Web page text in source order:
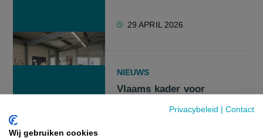
Privacybeleid | Contact
Wij gebruiken cookies
29 APRIL 2026
NIEUWS
Vlaams kader voor
etikettering van BCC-kip in